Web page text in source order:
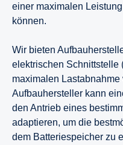
einer maximalen
können.
Wir bieten
elektrischen Schnittstelle
maximalen Lastabnahme
Aufbauhersteller kann
den Antrieb eines
adaptieren, um die
dem Batteriespeicher zu